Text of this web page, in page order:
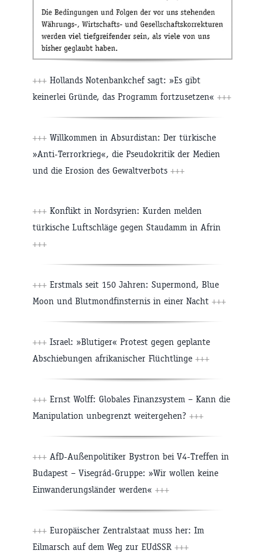
+++ Hollands Notenbankchef sagt: »Es gibt
keinerlei Gründe, das Programm fortzusetzen« +++
+++ Willkommen in Absurdistan: Der türkische
»Anti-Terrorkrieg«, die Pseudokritik der Medien
und die Erosion des Gewaltverbots +++
+++ Konflikt in Nordsyrien: Kurden melden
türkische Luftschläge gegen Staudamm in Afrin
+++
+++ Erstmals seit 150 Jahren: Supermond, Blue
Moon und Blutmondfinsternis in einer Nacht +++
+++ Israel: »Blutiger« Protest gegen geplante
Abschiebungen afrikanischer Flüchtlinge +++
+++ Ernst Wolff: Globales Finanzsystem – Kann die
Manipulation unbegrenzt weitergehen? +++
+++ AfD-Außenpolitiker Bystron bei V4-Treffen in
Budapest – Visegrád-Gruppe: »Wir wollen keine
Einwanderungsländer werden« +++
+++ Europäischer Zentralstaat muss her: Im
Eilmarsch auf dem Weg zur EUdSSR +++